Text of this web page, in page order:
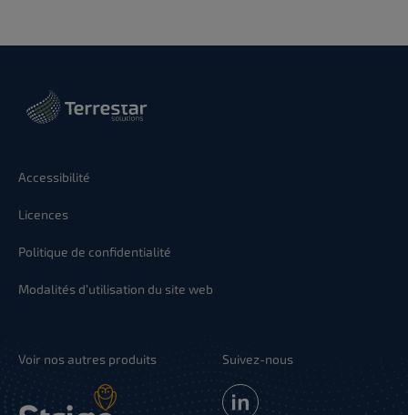
Accessibilité
Licences
Politique de confidentialité
Modalités d’utilisation du site web
Voir nos autres produits Suivez-nous